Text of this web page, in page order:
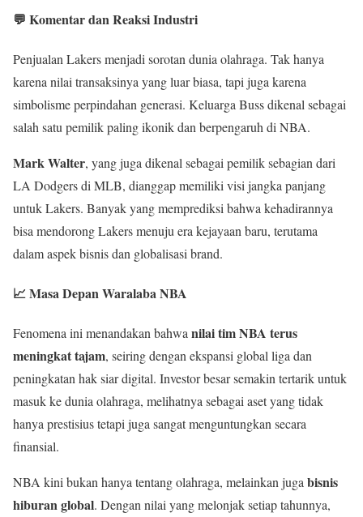
💬 Komentar dan Reaksi Industri
Penjualan Lakers menjadi sorotan dunia olahraga. Tak hanya
karena nilai transaksinya yang luar biasa, tapi juga karena
simbolisme perpindahan generasi. Keluarga Buss dikenal sebagai
salah satu pemilik paling ikonik dan berpengaruh di NBA.
Mark Walter, yang juga dikenal sebagai pemilik sebagian dari
LA Dodgers di MLB, dianggap memiliki visi jangka panjang
untuk Lakers. Banyak yang memprediksi bahwa kehadirannya
bisa mendorong Lakers menuju era kejayaan baru, terutama
dalam aspek bisnis dan globalisasi brand.
📈 Masa Depan Waralaba NBA
Fenomena ini menandakan bahwanilai tim NBA terus
meningkat tajam, seiring dengan ekspansi global liga dan
peningkatan hak siar digital. Investor besar semakin tertarik untuk
masuk ke dunia olahraga, melihatnya sebagai aset yang tidak
hanya prestisius tetapi juga sangat menguntungkan secara
finansial.
NBA kini bukan hanya tentang olahraga, melainkan jugabisnis
hiburan global. Dengan nilai yang melonjak setiap tahunnya,